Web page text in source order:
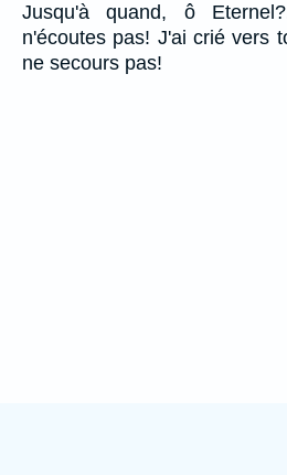
Jusqu'à quand, ô
n'écoutes pas! J'ai crié vers
ne secours pas!